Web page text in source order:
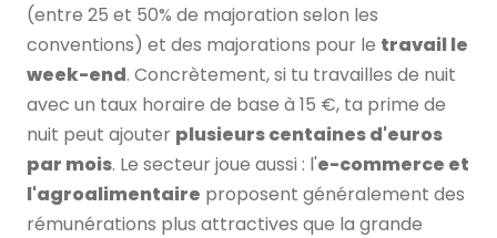
(entre 25 et 50% de majoration selon les
conventions) et des majorations pour le travail le
week-end. Concrètement, si tu travailles de nuit
avec un taux horaire de base à 15 €, ta prime de
nuit peut ajouter plusieurs centaines d'euros
par mois. Le secteur joue aussi : l'e-commerce et
l'agroalimentaire proposent généralement des
rémunérations plus attractives que la grande